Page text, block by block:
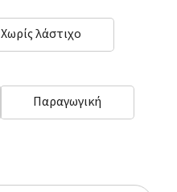
Χωρίς λάστιχο
Παραγωγική